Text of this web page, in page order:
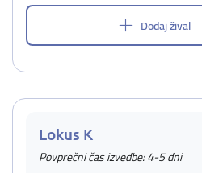
Dodaj žival
Lokus K
Povprečni čas izvedbe: 4-5 dni